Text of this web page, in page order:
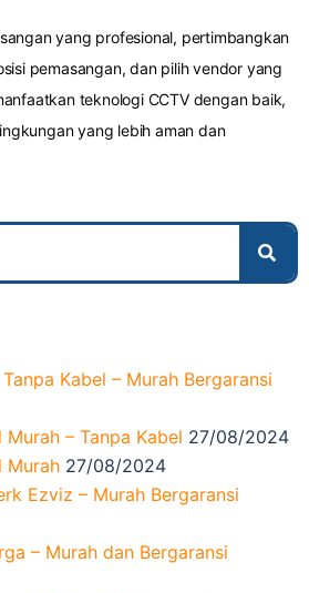
yang profesional, pertimbangkan
pemasangan, dan pilih vendor yang
teknologi CCTV dengan baik,
yang lebih aman dan
Kabel – Murah Bergaransi
– Tanpa Kabel 27/08/2024
Murah 27/08/2024
Ezviz – Murah Bergaransi
– Murah dan Bergaransi